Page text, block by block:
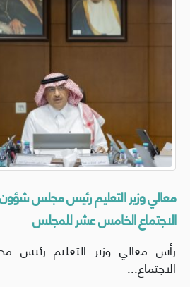
معالي وزير التعليم رئيس مجلس
الاجتماع الخامس عشر للمجلس
رأس معالي وزير التعليم رئيس
الاجتماع...